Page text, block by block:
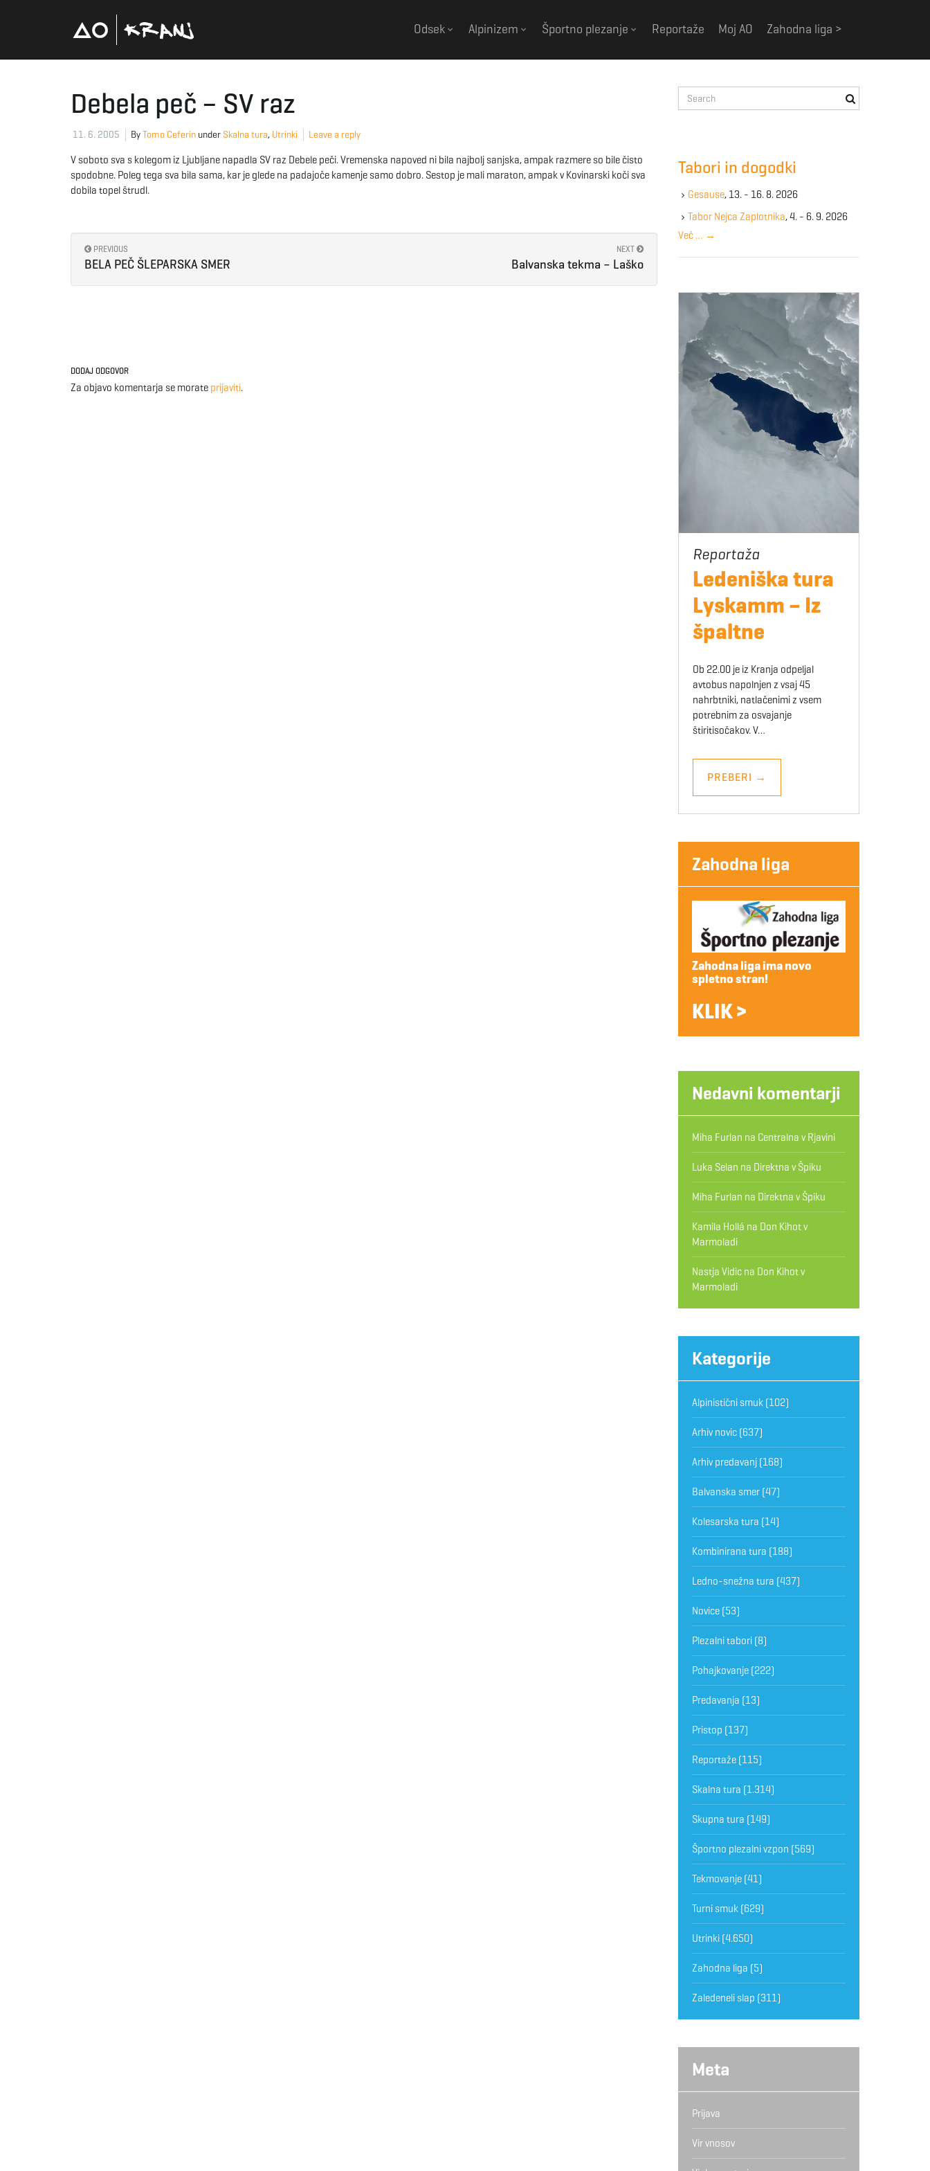
Odsek Alpinizem Športno plezanje Reportaže Moj AO Zahodna liga >
Debela peč – SV raz
11. 6. 2005 ByTomo Ceferin under Skalna tura, Utrinki Leave a reply
V soboto sva s kolegom iz Ljubljane napadla SV raz Debele peči. Vremenska napoved ni bila najbolj sanjska, ampak razmere so bile čisto
spodobne. Poleg tega sva bila sama, kar je glede na padajoče kamenje samo dobro. Sestop je mali maraton, ampak v Kovinarski koči sva
dobila topel štrudl.
PREVIOUS
BELA PEČ ŠLEPARSKA SMER
NEXT
Balvanska tekma – Laško
DODAJ ODGOVOR
Za objavo komentarja se morate prijaviti.
e
e
y
w
r
Tabori in dogodki
Gesause, 13. - 16. 8. 2026
Tabor Nejca Zaplotnika, 4. - 6. 9. 2026
Več … →
Ledeniška tura
Lyskamm – Iz
špaltne
Ob 22.00 je iz Kranja odpeljal
avtobus napolnjen z vsaj 45
nahrbtniki, natlačenimi z vsem
potrebnim za osvajanje
štiritisočakov. V…
PREBERI →
Zahodna liga
Zahodna liga ima novo
spletno stran!
KLIK >
Nedavni komentarji
Miha Furlan na Centralna v Rjavini
Luka Selan na Direktna v Špiku
Miha Furlan na Direktna v Špiku
Kamila Hollá na Don Kihot v
Marmoladi
Nastja Vidicna Don Kihot v
Marmoladi
Kategorije
Alpinistični smuk(102)
Arhiv novic(637)
Arhiv predavanj(168)
Balvanska smer(47)
Kolesarska tura (14)
Kombinirana tura (188)
Ledno-snežna tura (437)
Novice(53)
Plezalni tabori(8)
Pohajkovanje(222)
Predavanja (13)
Pristop (137)
Reportaže(115)
Skalna tura (1.314)
Skupna tura (149)
Športno plezalni vzpon (569)
Tekmovanje(41)
Turni smuk(629)
Utrinki(4.650)
Zahodna liga (5)
Zaledeneli slap (311)
Meta
Prijava
Vir vnosov